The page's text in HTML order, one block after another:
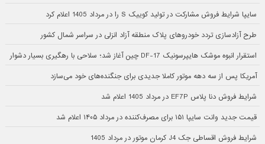
سایپا شرایط فروش مشارکت در تولید کوییک S را در مرداد 1405 اعلام کرد
طرح آزادسازی تردد خودروهای پلاک منطقه آزاد انزلی در سراسر شمال کشور
استقرار انبوه موشک هایپرسونیک DF-17 چین آغاز شد؛ سلاحی با رهگیری بسیار دشوار
آمریکا پس از سه دهه موتور کاملا جدیدی برای جنگنده‌های خود می‌سازد
شرایط فروش دنا پلاس EF7P در مرداد 1405 اعلام شد
قیمت جدید وانت سایپا ۱۵۱ برای مصرف‌کننده در مرداد ۱۴۰۵ اعلام شد
شرایط فروش اقساطی جک J4 کرمان موتور در مرداد 1405